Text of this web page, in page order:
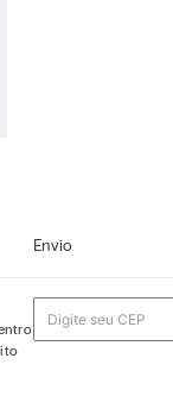
Envio